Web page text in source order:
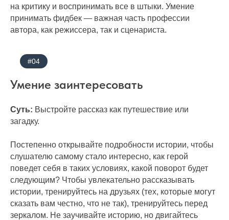
на критику и воспринимать все в штыки. Умение
принимать фидбек — важная часть профессии
автора, как режиссера, так и сценариста.
#04
Умение заинтересовать
Суть: Выстройте рассказ как путешествие или
загадку.
Постепенно открывайте подробности истории, чтобы
слушателю самому стало интересно, как герой
поведет себя в таких условиях, какой поворот будет
следующим? Чтобы увлекательно рассказывать
истории, тренируйтесь на друзьях (тех, которые могут
сказать вам честно, что не так), тренируйтесь перед
зеркалом. Не заучивайте историю, но двигайтесь